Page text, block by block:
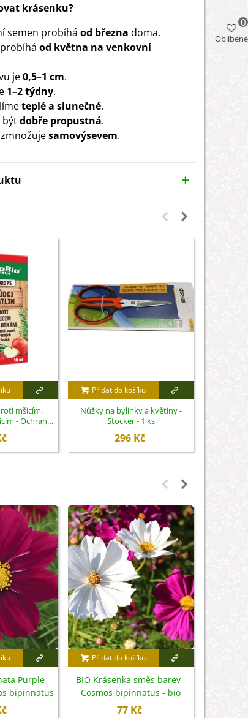
krásenku?
semen probíhá od března doma.
od května na venkovní
je0,5–1 cm.
1–2 týdny.
teplé a slunečné.
býtdobře propustná.
samovýsevem.
mšicím,
- Ochrana
Přidat do košíku
Nůžky na bylinky a květiny -
Stocker - 1 ks
296 Kč
Purple
bipinnatus
15 ks
Přidat do košíku
BIO Krásenka směs barev -
Cosmos bipinnatus - bio
semena - 20 ks
77 Kč
Oblíbené
0